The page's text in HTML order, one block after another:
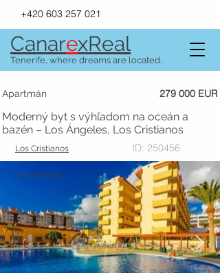
+420 603 257 021
CanarexReal
Tenerife, where dreams are located.
Apartmán 279 000 EUR
Moderný byt s výhľadom na oceán a
bazén – Los Ángeles, Los Cristianos
Los Cristianos ID: 250456
NA PREDAJ